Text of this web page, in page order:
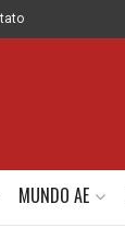
MUNDO AE